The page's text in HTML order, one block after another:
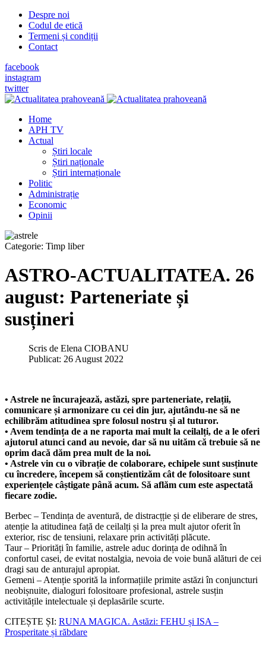
Despre noi
Codul de etică
Termeni și condiții
Contact
facebook
instagram
twitter
Home
APH TV
Actual
Știri locale
Știri naționale
Știri internaționale
Politic
Administrație
Economic
Opinii
Categorie: Timp liber
ASTRO-ACTUALITATEA. 26
august: Parteneriate și
susțineri
Scris de Elena CIOBANU
Publicat: 26 August 2022
• Astrele ne încurajează, astăzi, spre parteneriate, relații,
comunicare și armonizare cu cei din jur, ajutându-ne să ne
echilibrăm atitudinea spre folosul nostru și al tuturor.
• Avem tendința de a ne raporta mai mult la ceilalți, de a le oferi
ajutorul atunci cand au nevoie, dar să nu uităm că trebuie să ne
oprim dacă dăm prea mult de la noi.
• Astrele vin cu o vibrație de colaborare, echipele sunt susținute
cu încredere, începem să conștientizăm cât de folositoare sunt
experiențele câștigate până acum. Să aflăm cum este aspectată
fiecare zodie.
Berbec – Tendința de aventură, de distracțție și de eliberare de stres,
atenție la atitudinea față de ceilalți și la prea mult ajutor oferit în
exterior, risc de tensiuni, relaxare prin activități plăcute.
Taur – Priorități în familie, astrele aduc dorința de odihnă în
confortul casei, de evitat nostalgia, nevoia de voie bună alături de cei
dragi sau de anturajul apropiat.
Gemeni – Atenție sporită la informațiile primite astăzi în conjuncturi
neobișnuite, dialoguri folositoare profesional, astrele susțin
activitățile intelectuale și deplasările scurte.
CITEȘTE ȘI: RUNA MAGICA. Astăzi: FEHU și ISA –
Prosperitate și răbdare